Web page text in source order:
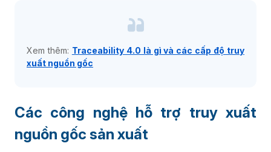
Xem thêm: Traceability 4.0 là gì và các cấp độ truy
xuất nguồn gốc
Các công nghệ hỗ trợ truy xuất
nguồn gốc sản xuất